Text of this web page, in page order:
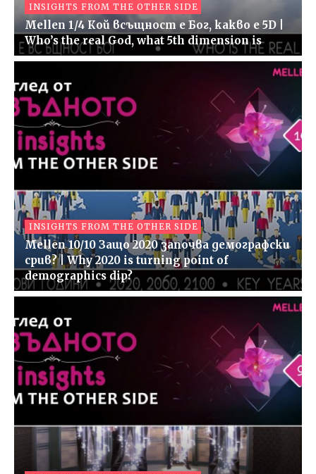
INSIGHTS FROM THE OTHER SIDE
Mellen 1/4 Кой всъщност е Бог, какво е 5D |
Who’s the real God, what 5th dimension is
INSIGHTS FROM THE OTHER SIDE
Mellen 10/10 Защо 2020 започва демографски
срив? | Why 2020 is turning point of
demographics dip?